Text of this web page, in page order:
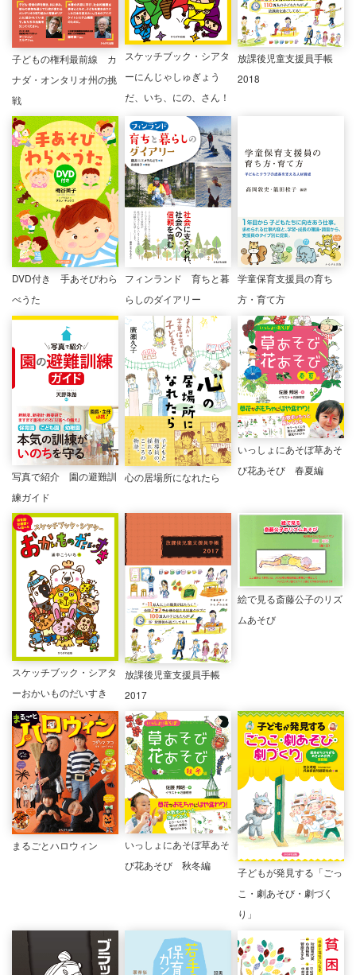
子どもの権利最前線 カ
ナダ・オンタリオ州の挑
戦
スケッチブック・シアタ
ーにんじゃしゅぎょう
だ、いち、にの、さん！
放課後児童支援員手帳
2018
DVD付き 手あそびわら
べうた
フィンランド 育ちと暮
らしのダイアリー
学童保育支援員の育ち
方・育て方
写真で紹介 園の避難訓
練ガイド
心の居場所になれたら
いっしょにあそぼ草あそ
び花あそび 春夏編
スケッチブック・シアタ
ーおかいものだいすき
放課後児童支援員手帳
2017
絵で見る斎藤公子のリズ
ムあそび
まるごとハロウィン
いっしょにあそぼ草あそ
び花あそび 秋冬編
子どもが発見する「ごっ
こ・劇あそび・劇づく
り」